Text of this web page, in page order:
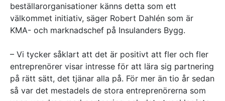
beställarorganisationer känns detta som ett
välkommet initiativ, säger Robert Dahlén som är
KMA- och marknadschef på Insulanders Bygg.
– Vi tycker såklart att det är positivt att fler och fler
entreprenörer visar intresse för att lära sig partnering
på rätt sätt, det tjänar alla på. För mer än tio år sedan
så var det mestadels de stora entreprenörerna som